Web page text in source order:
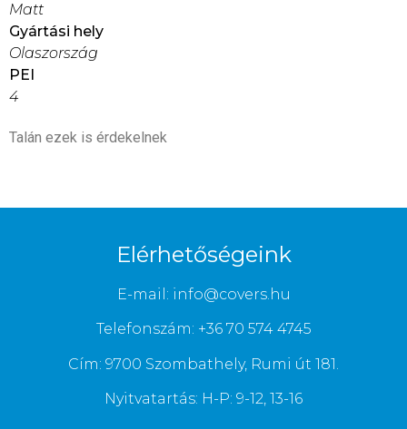
Matt
Gyártási hely
Olaszország
PEI
4
Talán ezek is érdekelnek
Elérhetőségeink
E-mail: info@covers.hu
Telefonszám: +36 70 574 4745
Cím: 9700 Szombathely, Rumi út 181.
Nyitvatartás: H-P: 9-12, 13-16